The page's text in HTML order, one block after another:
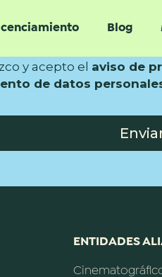
Blog
y acepto el aviso de
de datos
ENTIDADES